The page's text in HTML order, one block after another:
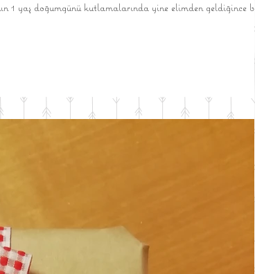
1 yaş doğumgünü kutlamalarında yine elimden geldiğince bir